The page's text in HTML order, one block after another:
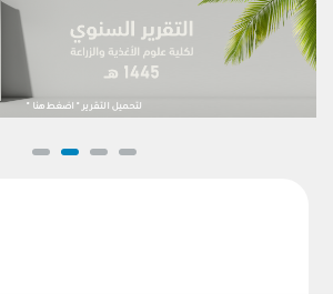
لتحميل التقرير " اضغط هنا "